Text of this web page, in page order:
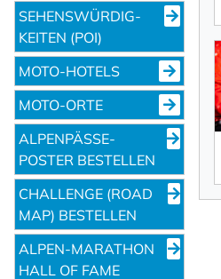
SEHENS­WÜRDIG­
KEITEN (POI)
MOTO-HOTELS
MOTO-ORTE
ALPENPÄSSE-
POSTER BESTELLEN
CHALLENGE (ROAD
MAP) BESTELLEN
ALPEN-MARATHON
HALL OF FAME